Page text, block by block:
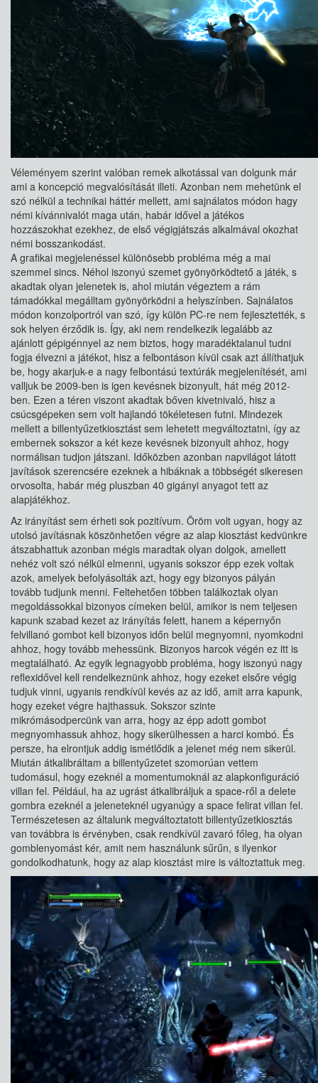
Véleményem szerint valóban remek alkotással van dolgunk már
ami a koncepció megvalósítását illeti. Azonban nem mehetünk el
szó nélkül a technikai háttér mellett, ami sajnálatos módon hagy
némi kívánnivalót maga után, habár idővel a játékos
hozzászokhat ezekhez, de első végigjátszás alkalmával okozhat
némi bosszankodást.
A grafikai megjelenéssel különösebb probléma még a mai
szemmel sincs. Néhol iszonyú szemet gyönyörködtető a játék, s
akadtak olyan jelenetek is, ahol miután végeztem a rám
támadókkal megálltam gyönyörködni a helyszínben. Sajnálatos
módon konzolportról van szó, így külön PC-re nem fejlesztették, s
sok helyen érződik is. Így, aki nem rendelkezik legalább az
ajánlott gépigénnyel az nem biztos, hogy maradéktalanul tudni
fogja élvezni a játékot, hisz a felbontáson kívül csak azt állíthatjuk
be, hogy akarjuk-e a nagy felbontású textúrák megjelenítését, ami
valljuk be 2009-ben is igen kevésnek bizonyult, hát még 2012-
ben. Ezen a téren viszont akadtak bőven kivetnivaló, hisz a
csúcsgépeken sem volt hajlandó tökéletesen futni. Mindezek
mellett a billentyűzetkiosztást sem lehetett megváltoztatni, így az
embernek sokszor a két keze kevésnek bizonyult ahhoz, hogy
normálisan tudjon játszani. Időközben azonban napvilágot látott
javítások szerencsére ezeknek a hibáknak a többségét sikeresen
orvosolta, habár még pluszban 40 gigányi anyagot tett az
alapjátékhoz.
Az irányítást sem érheti sok pozitívum. Öröm volt ugyan, hogy az
utolsó javításnak köszönhetően végre az alap kiosztást kedvünkre
átszabhattuk azonban mégis maradtak olyan dolgok, amellett
nehéz volt szó nélkül elmenni, ugyanis sokszor épp ezek voltak
azok, amelyek befolyásolták azt, hogy egy bizonyos pályán
tovább tudjunk menni. Feltehetően többen találkoztak olyan
megoldássokkal bizonyos címeken belül, amikor is nem teljesen
kapunk szabad kezet az irányítás felett, hanem a képernyőn
felvillanó gombot kell bizonyos időn belül megnyomni, nyomkodni
ahhoz, hogy tovább mehessünk. Bizonyos harcok végén ez itt is
megtalálható. Az egyik legnagyobb probléma, hogy iszonyú nagy
reflexidővel kell rendelkeznünk ahhoz, hogy ezeket elsőre végig
tudjuk vinni, ugyanis rendkívül kevés az az idő, amit arra kapunk,
hogy ezeket végre hajthassuk. Sokszor szinte
mikrómásodpercünk van arra, hogy az épp adott gombot
megnyomhassuk ahhoz, hogy sikerülhessen a harci kombó. És
persze, ha elrontjuk addig ismétlődik a jelenet még nem sikerül.
Miután átkalibráltam a billentyűzetet szomorúan vettem
tudomásul, hogy ezeknél a momentumoknál az alapkonfiguráció
villan fel. Például, ha az ugrást átkalibráljuk a space-ről a delete
gombra ezeknél a jeleneteknél ugyanúgy a space felirat villan fel.
Természetesen az általunk megváltoztatott billentyűzetkiosztás
van továbbra is érvényben, csak rendkívül zavaró főleg, ha olyan
gomblenyomást kér, amit nem használunk sűrűn, s ilyenkor
gondolkodhatunk, hogy az alap kiosztást mire is változtattuk meg.